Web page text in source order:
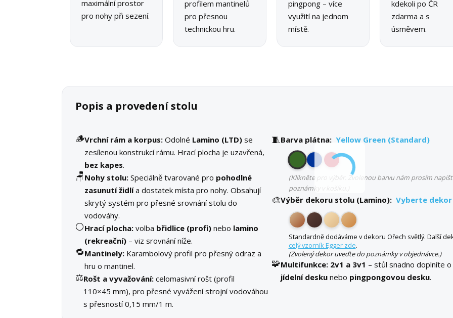
maximální prostor
pro nohy při sezení.
profilem mantinelů
pro přesnou
technickou hru.
pingpong – více
využití na jednom
místě.
kdekoli po ČR
zdarma a s
úsměvem.
Popis a provedení stolu
🪵Vrchní rám a korpus: Odolné Lamino (LTD) se
zesílenou konstrukcí rámu. Hrací plocha je uzavřená,
bez kapes.
🪑 Nohy stolu: Speciálně tvarované pro pohodlné
zasunutí židlía dostatek místa pro nohy. Obsahují
skrytý systém pro přesné srovnání stolu do
vodováhy.
⚪Hrací plocha: volba břidlice (profi) nebo lamino
(rekreační) – viz srovnání níže.
🔁Mantinely: Karambolový profil pro přesný odraz a
hru o mantinel.
⚖️Rošt a vyvažování: celomasivní rošt (profil
110×45 mm), pro přesné vyvážení strojní vodováhou
s přesností 0,15 mm/1 m.
🧵Barva plátna: Yellow Green (Standard)
(Klikněte pro výběr. Zvolenou barvu nám prosím
poznámky v košíku.)
🎨Výběr dekoru stolu (Lamino): Vyberte dekor
Standardně dodáváme v dekoru Ořech světlý. Další
celý vzorník Egger zde.
(Zvolený dekor uveďte do poznámky v objednávce.)
🧩Multifunkce:2v1 a 3v1 – stůl snadno doplníte o
jídelní deskunebo pingpongovou desku.